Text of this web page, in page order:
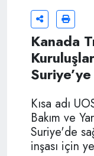
Kanada
Kısa adı
Bakım ve
Suriye'de
inşası için